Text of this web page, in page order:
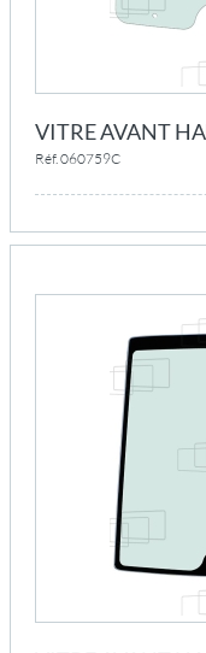
VITRE AVANT
Réf. 060759C